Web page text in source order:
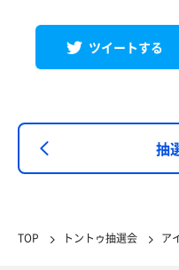
ツイートする
抽
TOP トントゥ抽選会 ア